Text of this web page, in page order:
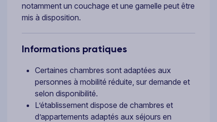
notamment un couchage et une gamelle peut être
mis à disposition.
Informations pratiques
Certaines chambres sont adaptées aux
personnes à mobilité réduite, sur demande et
selon disponibilité.
L’établissement dispose de chambres et
d’appartements adaptés aux séjours en